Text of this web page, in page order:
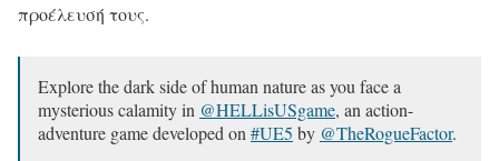
προέλευσή τους.
Explore the dark side of human nature as you face a
mysterious calamity in @HELLisUSgame, an action-
adventure game developed on #UE5 by @TheRogueFactor.